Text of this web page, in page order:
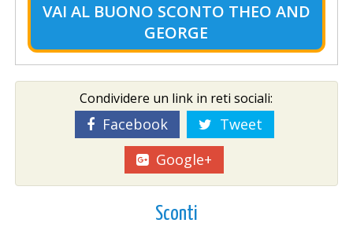
VAI AL BUONO SCONTO THEO AND
GEORGE
Condividere un link in reti sociali:
Facebook
Tweet
Google+
Sconti